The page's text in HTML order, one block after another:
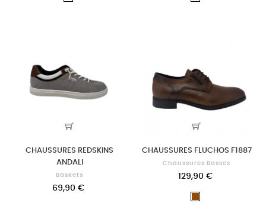
CHAUSSURES REDSKINS
ANDALI
Baskets
69,90 €
CHAUSSURES FLUCHOS F1887
Chaussures Basses
129,90 €